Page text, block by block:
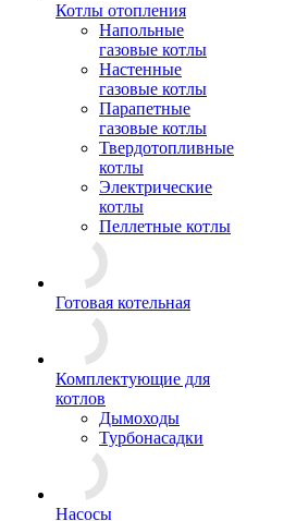
Котлы отопления
Напольные
газовые котлы
Настенные
газовые котлы
Парапетные
газовые котлы
Твердотопливные
котлы
Электрические
котлы
Пеллетные котлы
Готовая котельная
Комплектующие для
котлов
Дымоходы
Турбонасадки
Насосы